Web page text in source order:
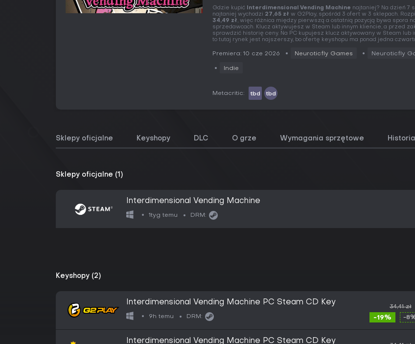
Gdzie kupić Interdimensional Vending Machine najtaniej? Na dzień 7
najtaniej wychodzi 27,65 zł w G2Play, spośród 3 ofert w 3 sklepach.
34,49 zł, więc różnica między pierwszą a ostatnią pozycją bywa spora
sprzedawcach. Klucz aktywujesz w Steam lub innym kliencie, a przed
sprawdzić historię ceny. Na PC kupujesz klucz aktywowany w Steam lub
to tutaj rynek jest najszerszy, bo ofertę keyshopu ma ponad jedna
Premiera: 10 cze 2026 Neuroticfly Games Neuroticfly
Indie
Metacritic: tbd tbd
Sklepy oficjalne Keyshopy DLC O grze Wymagania sprzętowe
Sklepy oficjalne (1)
Interdimensional Vending Machine
1tyg temu DRM:
Keyshopy (2)
Interdimensional Vending Machine PC Steam CD Key
9h temu DRM:
34,41 zł
-19% -
Interdimensional Vending Machine PC Steam CD Key